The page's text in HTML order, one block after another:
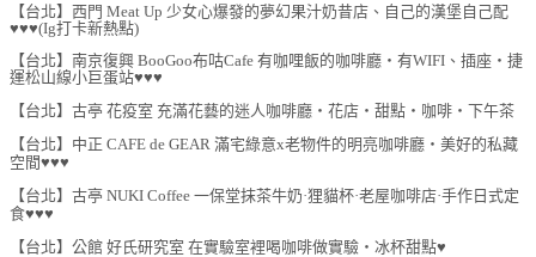
【台北】西門 Meat Up 少女心爆發的夢幻果汁奶昔店、自己的漢堡自己配
♥♥♥(Ig打卡新熱點)
【台北】南京復興 BooGoo布咕Cafe 有咖哩飯的咖啡廳‧有WIFI、插座‧捷
運松山線小巨蛋站♥♥♥
【台北】古亭 花疫室 充滿花藝的迷人咖啡廳‧花店‧甜點‧咖啡‧下午茶
【台北】中正 CAFE de GEAR 滿宅綠意x老物件的明亮咖啡廳‧美好的私藏
空間♥♥♥
【台北】古亭 NUKI Coffee 一保堂抹茶牛奶·狸貓杯·老屋咖啡店·手作日式定
食♥♥♥
【台北】公館 好氏研究室 在實驗室裡喝咖啡做實驗‧冰杯甜點♥